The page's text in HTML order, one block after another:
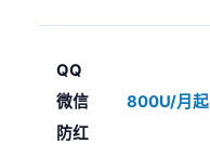
QQ
微信
防红
800U/月起